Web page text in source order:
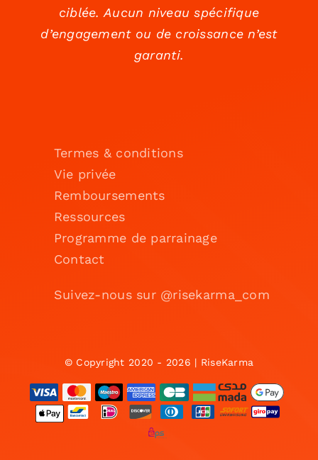
ciblée. Aucun niveau spécifique
d’engagement ou de croissance n’est
garanti.
Termes & conditions
Vie privée
Remboursements
Ressources
Programme de parrainage
Contact
Suivez-nous sur @risekarma_com
© Copyright 2020 - 2026 | RiseKarma